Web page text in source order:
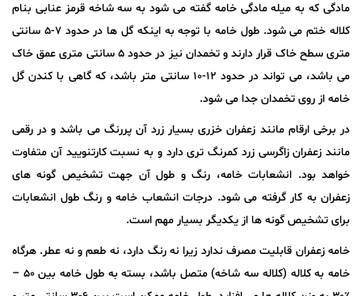
مادگی که به میله مادگی خامه گفته می شود به سه شاخه قرمز عنابی بنام
کلاله ختم می شود. طول خامه با توجه به اینکه گل ها در حدود ۷-۵ سانتی
متری سطح خاک قرار دارند و تخمدان نیز در حدود ۵ سانتی متری عمق خاک
می باشد، می تواند در حدود ۱۲-۱۰ سانتی متر باشد، که گاهی با کندن گل
خامه از روی تخمدان جدا می شود.
در برخی ارقام مانند زعفران خزری بسیار زرد آن پررنگ می باشد و در رقمی
مانند زعفران زاگرسی زرد کمرنگ تری دارد و به نسبت کارتنویید آن متفاوت
خواهد بود. انشعابات خامه، رنگ و طول آن جهت تشخیص گونه های
زعفران به کار گرفته می شود. درجات انشعاب خامه و رنگ طول انشعابات
برای تشخیص گونه ها از یکدیگر بسیار مهم است.
خامه زعفران قابلیت مصرف ندارد زیرا نه رنگ دارد، نه طعم و نه عطر. هرگاه
خامه به کلاله (کلاله سه شاخه) متصل باشد، بسته به طول خامه بین ۵۰ –